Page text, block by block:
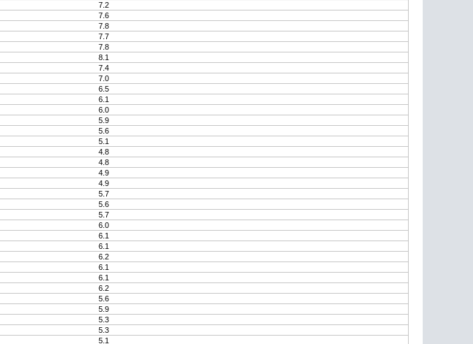
7.2
7.6
7.8
7.7
7.8
8.1
7.4
7.0
6.5
6.1
6.0
5.9
5.6
5.1
4.8
4.8
4.9
4.9
5.7
5.6
5.7
6.0
6.1
6.1
6.2
6.1
6.1
6.2
5.6
5.9
5.3
5.3
5.1